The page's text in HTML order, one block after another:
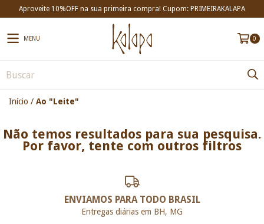
Aproveite 10%OFF na sua primeira compra! Cupom: PRIMEIRAKALAPA
MENU 0
Início / Ao "Leite"
Não temos resultados para sua pesquisa.
Por favor, tente com outros filtros
ENVIAMOS PARA TODO BRASIL
Entregas diárias em BH, MG